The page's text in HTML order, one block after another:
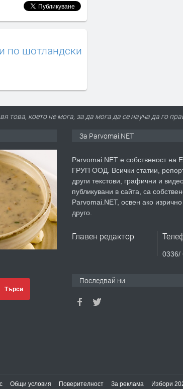
по шотландски
това, което не мога, за да мога да се науча да го
Търси
За Parvomai.NET
Parvomai.NET е собственост
ГРУП ООД. Всички статии,
други текстови, графични и
публикувани в сайта, са
Parvomai.NET, освен ако
друго.
Главен редактор
0336/
Последвай ни
Общи условия Поверителност За реклама Избори